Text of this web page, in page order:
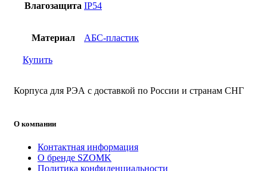
Влагозащита IP54
Материал АБС-пластик
Купить
Корпуса для РЭА с доставкой по России и странам СНГ
О компании
Контактная информация
О бренде SZOMK
Политика конфиденциальности